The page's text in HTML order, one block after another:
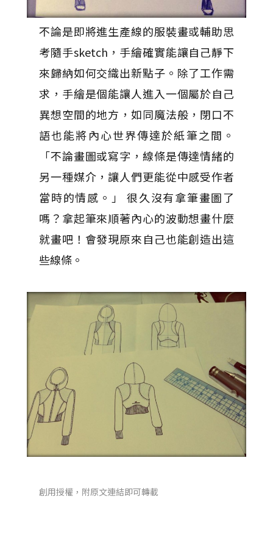
不論是即將進生產線的服裝畫或輔助思
考隨手sketch，手繪確實能讓自己靜下
來歸納如何交織出新點子。除了工作需
求，手繪是個能讓人進入一個屬於自己
異想空間的地方，如同魔法般，閉口不
語也能將內心世界傳達於紙筆之間。
「不論畫圖或寫字，線條是傳達情緒的
另一種媒介，讓人們更能從中感受作者
當時的情感。」 很久沒有拿筆畫圖了
嗎？拿起筆來順著內心的波動想畫什麼
就畫吧！會發現原來自己也能創造出這
些線條。
創用授權，附原文連結即可轉載